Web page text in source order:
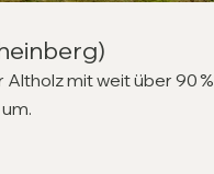
Altholz mit weit über 90 %